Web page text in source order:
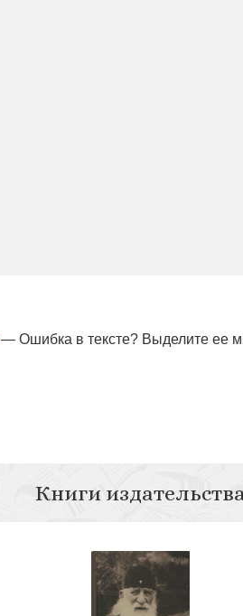
— Ошибка в тексте? Выделите ее
Книги